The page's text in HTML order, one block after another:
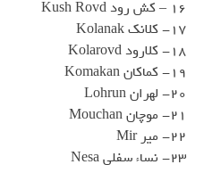
16 – کش رود Kush Rovd
17- کلانک Kolanak
18- کلارود Kolarovd
19- کماکان Komakan
20- لهران Lohrun
21- موچان Mouchan
22- میر Mir
23- نساء سفلی Nesa